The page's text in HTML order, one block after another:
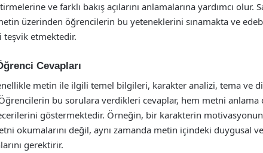
ve farklı bakış açılarını anlamalarına yardımcı olur.
üzerinden öğrencilerin bu yeteneklerini sınamakta ve
etmektedir.
Cevapları
metin ile ilgili temel bilgileri, karakter analizi, tema ve
bu sorulara verdikleri cevaplar, hem metni anlama
göstermektedir. Örneğin, bir karakterin
okumalarını değil, aynı zamanda metin içindeki duygusal
gerektirir.